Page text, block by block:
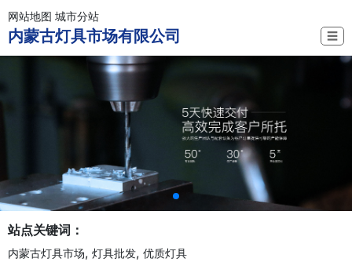
网站地图 城市分站
内蒙古灯具市场有限公司 ☰
站点关键词：
内蒙古灯具市场, 灯具批发, 优质灯具